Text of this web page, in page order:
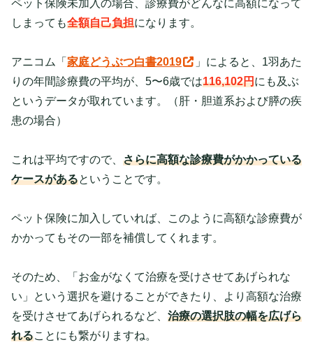
ペット保険未加入の場合、診療費がどんなに高額になって
しまっても全額自己負担になります。
アニコム「 家庭どうぶつ白書2019
」によると、1羽あた
りの年間診療費の平均が、5〜6歳では116,102円にも及ぶ
というデータが取れています。（肝・胆道系および膵の疾
患の場合）
これは平均ですので、 さらに高額な診療費がかかっている
ケースがあるということです。
ペット保険に加入していれば、このように高額な診療費が
かかってもその一部を補償してくれます。
そのため、「お金がなくて治療を受けさせてあげられな
い」という選択を避けることができたり、より高額な治療
を受けさせてあげられるなど、 治療の選択肢の幅を広げら
れることにも繋がりますね。